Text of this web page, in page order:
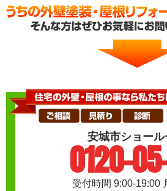
安城市ショール
0120-
受付時間 9:00-19:00